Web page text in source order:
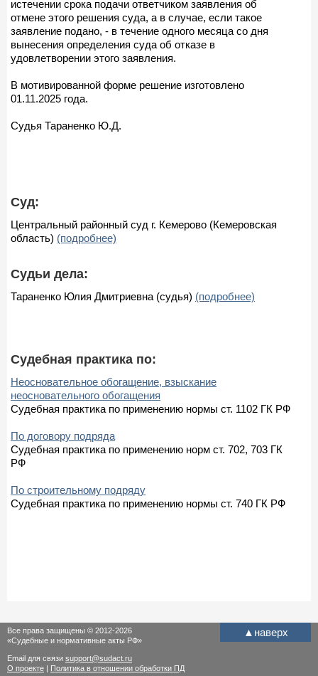
истечении срока подачи ответчиком заявления об
отмене этого решения суда, а в случае, если такое
заявление подано, - в течение одного месяца со дня
вынесения определения суда об отказе в
удовлетворении этого заявления.
В мотивированной форме решение изготовлено
01.11.2025 года.
Судья Тараненко Ю.Д.
Суд:
Центральный районный суд г. Кемерово (Кемеровская
область) (подробнее)
Судьи дела:
Тараненко Юлия Дмитриевна (судья) (подробнее)
Судебная практика по:
Неосновательное обогащение, взыскание
неосновательного обогащения
Судебная практика по применению нормы ст. 1102 ГК РФ
По договору подряда
Судебная практика по применению норм ст. 702, 703 ГК
РФ
По строительному подряду
Судебная практика по применению нормы ст. 740 ГК РФ
▲ наверх
Все права защищены © 2012-2026
«Судебные и нормативные акты РФ»
Email для связи support@sudact.ru
О проекте | Политика в отношении обработки ПД